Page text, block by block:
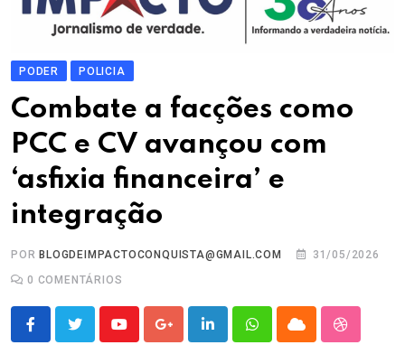
PODER POLICIA
Combate a facções como
PCC e CV avançou com
‘asfixia financeira’ e
integração
POR BLOGDEIMPACTOCONQUISTA@GMAIL.COM
31/05/2026
0 COMENTÁRIOS
YoutubeGoogle+LinkedInWhatsappCloud